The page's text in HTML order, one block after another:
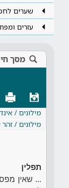
שערים
עזרים
מסך
מילונים /
מילונים /
תפלין
... שאין